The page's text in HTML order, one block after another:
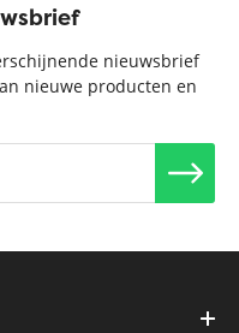
nieuwsbrief
nieuwe producten en